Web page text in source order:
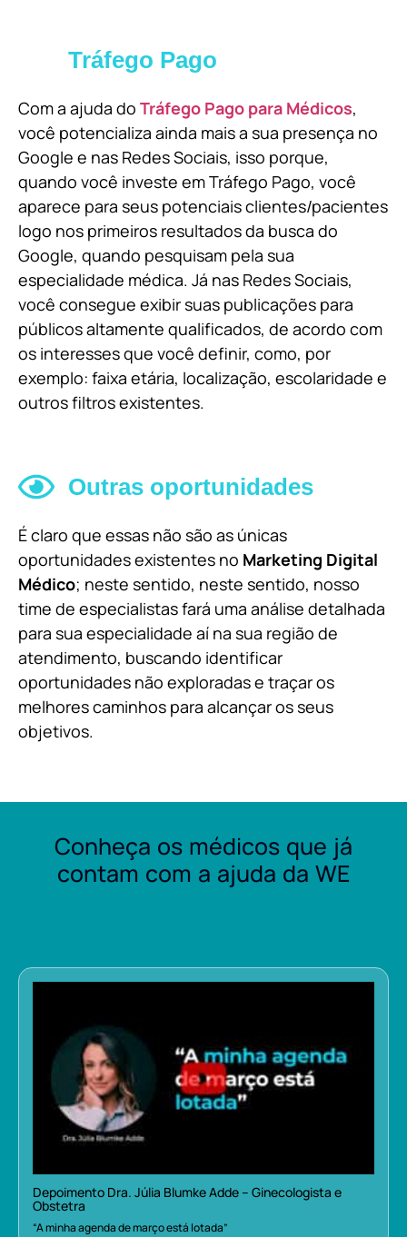
Tráfego Pago
Com a ajuda do Tráfego Pago para Médicos,
você potencializa ainda mais a sua presença no
Google e nas Redes Sociais, isso porque,
quando você investe em Tráfego Pago, você
aparece para seus potenciais clientes/pacientes
logo nos primeiros resultados da busca do
Google, quando pesquisam pela sua
especialidade médica. Já nas Redes Sociais,
você consegue exibir suas publicações para
públicos altamente qualificados, de acordo com
os interesses que você definir, como, por
exemplo: faixa etária, localização, escolaridade e
outros filtros existentes.
Outras oportunidades
É claro que essas não são as únicas
oportunidades existentes no Marketing Digital
Médico; neste sentido, neste sentido, nosso
time de especialistas fará uma análise detalhada
para sua especialidade aí na sua região de
atendimento, buscando identificar
oportunidades não exploradas e traçar os
melhores caminhos para alcançar os seus
objetivos.
Conheça os médicos que já
contam com a ajuda da WE
Depoimento Dra. Júlia Blumke Adde – Ginecologista e
Obstetra
“A minha agenda de março está lotada”